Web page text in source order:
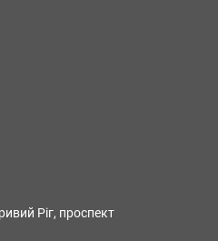
Ріг, проспект